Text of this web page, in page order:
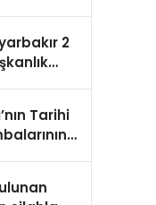
2
Tarihi